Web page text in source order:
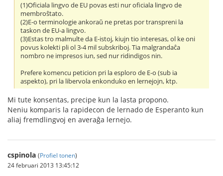
(1)Oficiala lingvo de EU povas esti nur oficiala lingvo de
membroŝtato.
(2)E-o terminologie ankoraŭ ne pretas por transpreni la
taskon de EU-a lingvo.
(3)Estas tro malmulte da E-istoj, kiujn tio interesas, ol ke oni
povus kolekti pli ol 3-4 mil subskriboj. Tia malgrandaĉa
nombro ne impresos iun, sed nur ridindigos nin.
Prefere komencu peticion pri la esploro de E-o (sub ia
aspekto), pri la libervola enkonduko en lernejojn, ktp.
Mi tute konsentas, precipe kun la lasta propono.
Neniu komparis la rapidecon de lernado de Esperanto kun
aliaj fremdlingvoj en averaĝa lernejo.
cspinola (Profiel tonen)
24 februari 2013 13:45:12